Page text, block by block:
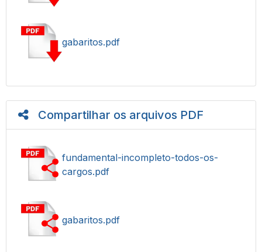
gabaritos.pdf
Compartilhar os arquivos PDF
fundamental-incompleto-todos-os-
cargos.pdf
gabaritos.pdf